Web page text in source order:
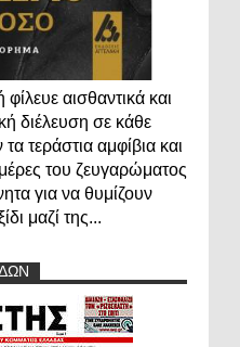
αισθαντικά και
διέλευση σε κάθε
τεράστια αμφίβια και
του ζευγαρώματος
για να θυμίζουν
μαζί της...